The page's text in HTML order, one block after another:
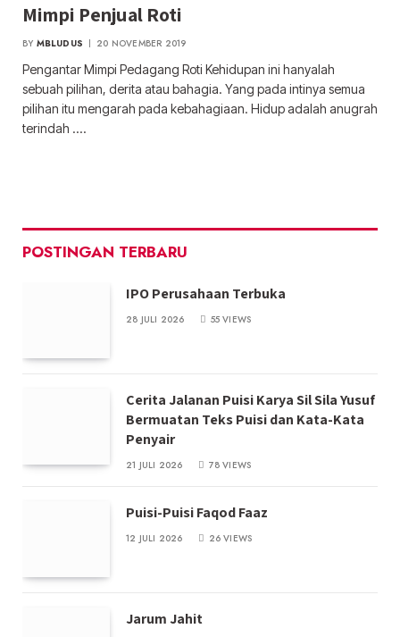
Mimpi Penjual Roti
BY MBLUDUS 20 NOVEMBER 2019
Pengantar Mimpi Pedagang Roti Kehidupan ini hanyalah
sebuah pilihan, derita atau bahagia. Yang pada intinya semua
pilihan itu mengarah pada kebahagiaan. Hidup adalah anugrah
terindah .…
POSTINGAN TERBARU
IPO Perusahaan Terbuka
28 JULI 2026 55VIEWS
Cerita Jalanan Puisi Karya Sil Sila Yusuf
Bermuatan Teks Puisi dan Kata-Kata
Penyair
21 JULI 2026 78VIEWS
Puisi-Puisi Faqod Faaz
12 JULI 2026 26VIEWS
Jarum Jahit